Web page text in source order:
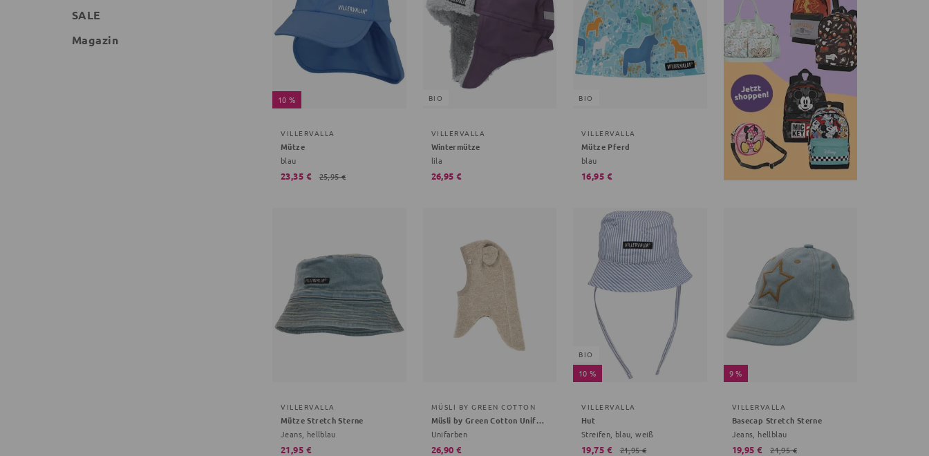
SALE
Magazin
10 %
VILLERVALLA
Mütze
blau
23,35 € 25,95 €
BIO
VILLERVALLA
Wintermütze
lila
26,95 €
BIO
VILLERVALLA
Mütze Pferd
blau
16,95 €
VILLERVALLA
Mütze Stretch Sterne
Jeans, hellblau
21,95 €
MÜSLI BY GREEN COTTON
Müsli by Green Cotton Unifarben braun 68/74
Unifarben
26,90 €
BIO
10 %
VILLERVALLA
Hut
Streifen, blau, weiß
19,75 € 21,95 €
9 %
VILLERVALLA
Basecap Stretch Sterne
Jeans, hellblau
19,95 € 21,95 €